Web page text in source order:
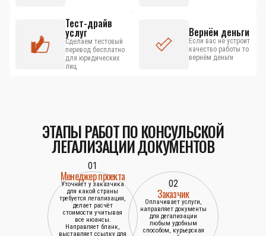
Тест-драйв
услуг
Сделаем тестовый
перевод бесплатно
для юридических
лиц
Вернём деньги
Если вас не устроит
качество работы то
вернём деньги
ЭТАПЫ РАБОТ ПО КОНСУЛЬСКОЙ
ЛЕГАЛИЗАЦИИ ДОКУМЕНТОВ
01
Менеджер проекта
Уточняет у заказчика
для какой страны
требуется легализация,
делает расчёт
стоимости учитывая
все нюансы.
Направляет бланк,
выставляет ссылку для
02
Заказчик
Оплачивает услуги,
направляет документы
для дегализации
любым удобным
способом, курьерская